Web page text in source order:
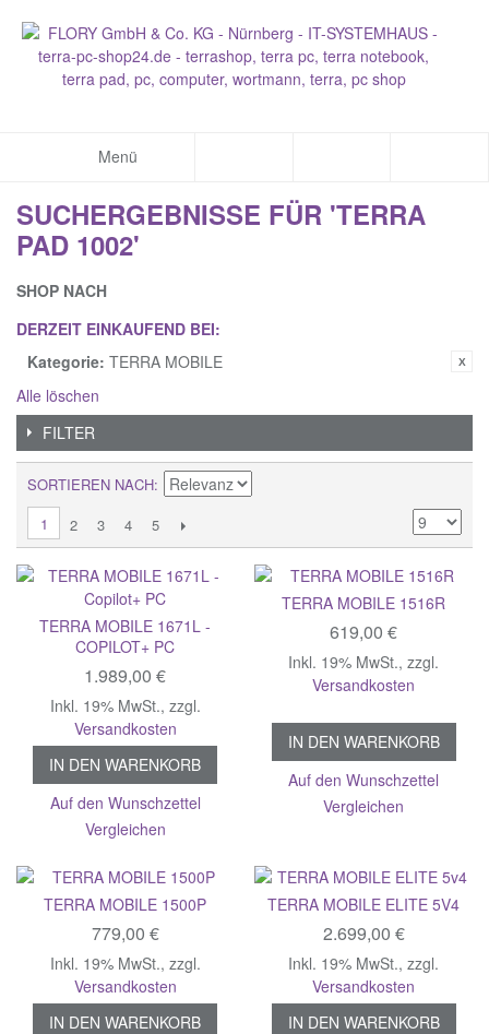
Menü
SUCHERGEBNISSE FÜR 'TERRA
PAD 1002'
SHOP NACH
DERZEIT EINKAUFEND BEI:
Kategorie: TERRA MOBILE
Alle löschen
FILTER
SORTIEREN NACH
1
2 3 4 5
TERRA MOBILE 1671L -
COPILOT+ PC
1.989,00 €
Inkl. 19% MwSt., zzgl.
Versandkosten
IN DEN WARENKORB
Auf den Wunschzettel
Vergleichen
TERRA MOBILE 1516R
619,00 €
Inkl. 19% MwSt.,zzgl.
Versandkosten
IN DEN WARENKORB
Auf den Wunschzettel
Vergleichen
TERRA MOBILE 1500P
779,00 €
Inkl. 19% MwSt., zzgl.
Versandkosten
IN DEN WARENKORB
TERRA MOBILE ELITE 5V4
2.699,00 €
Inkl. 19% MwSt.,zzgl.
Versandkosten
IN DEN WARENKORB